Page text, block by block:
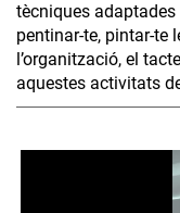
tècniques
pentinar-te, pintar-te
l’organització, el
aquestes activitats